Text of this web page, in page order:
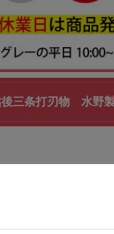
後三条打刃物 水